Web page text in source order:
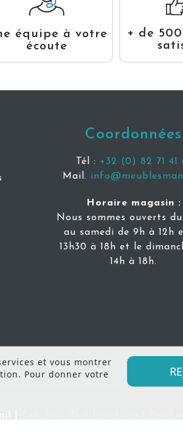
et vous montrer
Pour donner votre
équipe à votre
écoute
+ de
Coordonnées
Tél : +32 (0) 82 71 41
Mail.
Horaire magasin :
Nous sommes ouverts
au samedi de 9h à 12h
13h30 à 18h et le
14h à 18h.